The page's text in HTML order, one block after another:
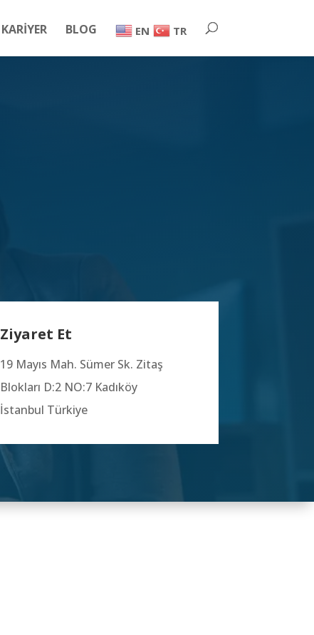
KARİYER BLOG EN TR
Ziyaret Et
19 Mayıs Mah. Sümer Sk. Zitaş
Blokları D:2 NO:7 Kadıköy
İstanbul Türkiye